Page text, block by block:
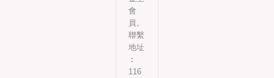
會
員。
聯繫
地址
︰
116